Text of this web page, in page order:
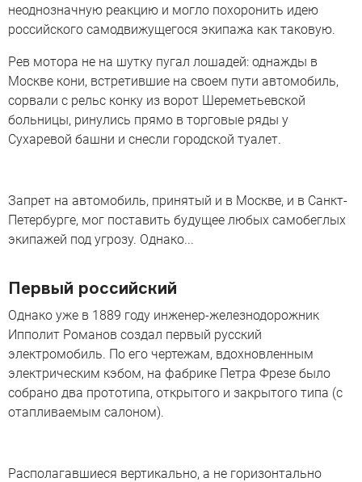
неоднозначную реакцию и могло похоронить идею
российского самодвижущегося экипажа как таковую.
Рев мотора не на шутку пугал лошадей: однажды в
Москве кони, встретившие на своем пути автомобиль,
сорвали с рельс конку из ворот Шереметьевской
больницы, ринулись прямо в торговые ряды у
Сухаревой башни и снесли городской туалет.
Запрет на автомобиль, принятый и в Москве, и в Санкт-
Петербурге, мог поставить будущее любых самобеглых
экипажей под угрозу. Однако...
Первый российский
Однако уже в 1889 году инженер-железнодорожник
Ипполит Романов создал первый русский
электромобиль. По его чертежам, вдохновленным
электрическим кэбом, на фабрике Петра Фрезе было
собрано два прототипа, открытого и закрытого типа (с
отапливаемым салоном).
Располагавшиеся вертикально, а не горизонтально